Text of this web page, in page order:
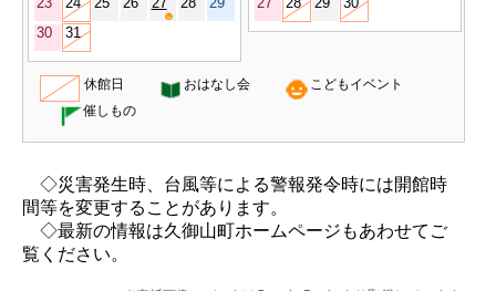
30
31
休館日 おはなし会
こどもイベント
催しもの
◇災害発生時、台風等による警報発令時には開館時
間等を変更することがあります。
◇最新の情報は久御山町ホームページもあわせてご
覧ください。